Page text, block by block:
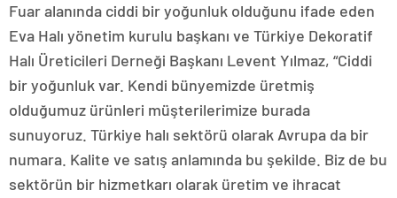
Fuar alanında ciddi bir yoğunluk olduğunu ifade eden
Eva Halı yönetim kurulu başkanı ve Türkiye Dekoratif
Halı Üreticileri Derneği Başkanı Levent Yılmaz, “Ciddi
bir yoğunluk var. Kendi bünyemizde üretmiş
olduğumuz ürünleri müşterilerimize burada
sunuyoruz. Türkiye halı sektörü olarak Avrupa da bir
numara. Kalite ve satış anlamında bu şekilde. Biz de bu
sektörün bir hizmetkarı olarak üretim ve ihracat